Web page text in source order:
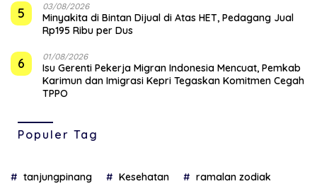
5 03/08/2026
Minyakita di Bintan Dijual di Atas HET, Pedagang Jual
Rp195 Ribu per Dus
6 01/08/2026
Isu Gerenti Pekerja Migran Indonesia Mencuat, Pemkab
Karimun dan Imigrasi Kepri Tegaskan Komitmen Cegah
TPPO
Populer Tag
tanjungpinang Kesehatan ramalan zodiak